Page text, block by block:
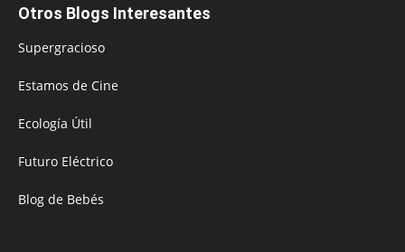
Otros Blogs Interesantes
Supergracioso
Estamos de Cine
Ecología Útil
Futuro Eléctrico
Blog de Bebés